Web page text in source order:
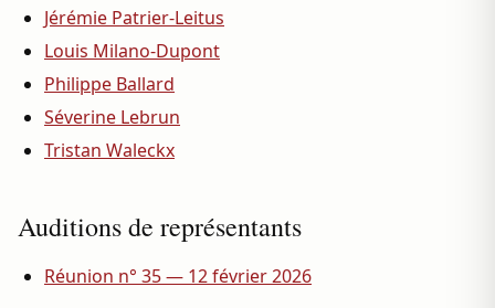
Jérémie Patrier-Leitus
Louis Milano-Dupont
Philippe Ballard
Séverine Lebrun
Tristan Waleckx
Auditions de représentants
Réunion n° 35 — 12 février 2026